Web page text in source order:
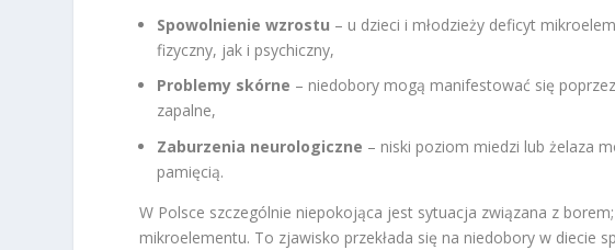
Spowolnienie wzrostu – u dzieci i młodzieży deficyt
fizyczny, jak i psychiczny,
Problemy skórne – niedobory mogą manifestować się
zapalne,
Zaburzenia neurologiczne – niski poziom miedzi lub żelaza
pamięcią.
W Polsce szczególnie niepokojąca jest sytuacja związana z
mikroelementu. To zjawisko przekłada się na niedobory w diecie